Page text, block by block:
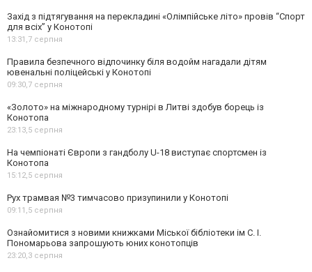
Захід з підтягування на перекладині «Олімпійське літо» провів “Спорт
для всіх” у Конотопі
13:31,7 серпня
Правила безпечного відпочинку біля водойм нагадали дітям
ювенальні поліцейські у Конотопі
09:30,7 серпня
«Золото» на міжнародному турнірі в Литві здобув борець із
Конотопа
23:13,5 серпня
На чемпіонаті Європи з гандболу U-18 виступає спортсмен із
Конотопа
15:12,5 серпня
Рух трамвая №3 тимчасово призупинили у Конотопі
09:11,5 серпня
Ознайомитися з новими книжками Міської бібліотеки ім С. І.
Пономарьова запрошують юних конотопців
23:20,3 серпня